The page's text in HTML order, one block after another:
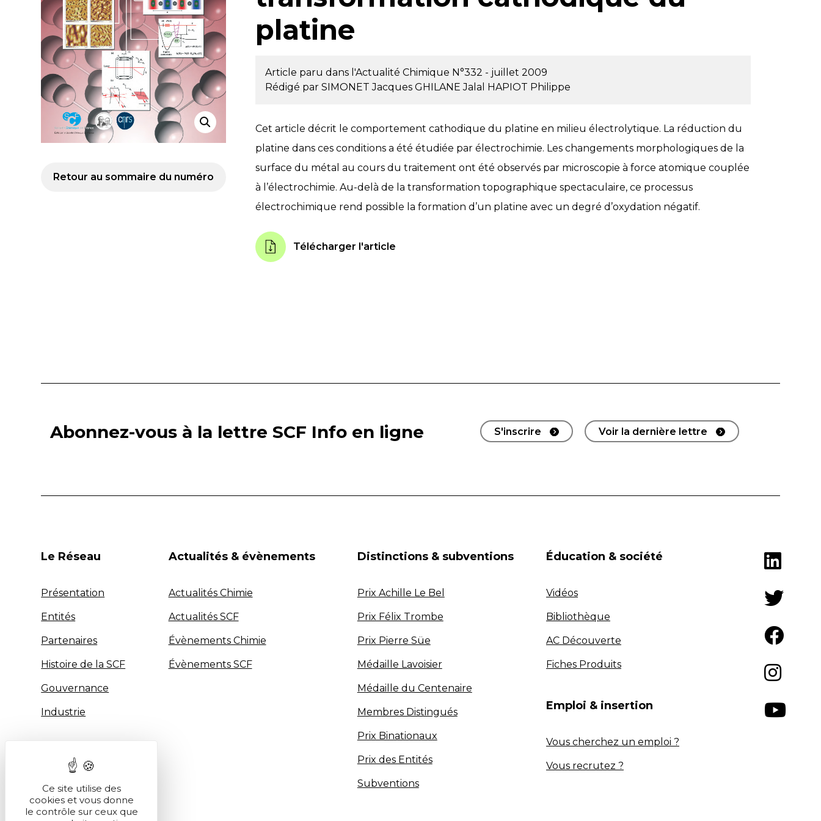
Retour au sommaire du numéro
platine
Article paru dans l'Actualité Chimique N°332 - juillet 2009
Rédigé par SIMONET Jacques GHILANE Jalal HAPIOT Philippe
Cet article décrit le comportement cathodique du platine en milieu électrolytique. La réduction du
platine dans ces conditions a été étudiée par électrochimie. Les changements morphologiques de la
surface du métal au cours du traitement ont été observés par microscopie à force atomique couplée
à l’électrochimie. Au-delà de la transformation topographique spectaculaire, ce processus
électrochimique rend possible la formation d’un platine avec un degré d’oxydation négatif.
Télécharger l'article
Abonnez-vous à la lettre SCF Info en ligne S'inscrire Voir la dernière lettre
Le Réseau
Présentation
Entités
Partenaires
Histoire de la SCF
Gouvernance
Industrie
Actualités & évènements
Actualités Chimie
Actualités SCF
Évènements Chimie
Évènements SCF
Distinctions & subventions
Prix Achille Le Bel
Prix Félix Trombe
Prix Pierre Süe
Médaille Lavoisier
Médaille du Centenaire
Membres Distingués
Prix Binationaux
Prix des Entités
Subventions
Éducation & société
Vidéos
Bibliothèque
AC Découverte
Fiches Produits
Emploi & insertion
Vous cherchez un emploi ?
Vous recrutez ?
Ce site utilise des
cookies et vous donne
le contrôle sur ceux que